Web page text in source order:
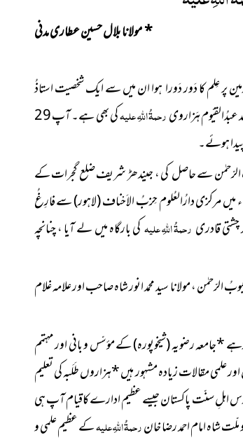
*مولانا بلال حسین عطاری مدنی
عِلم کا دَور دَورا ہوا ان میں سے ایک شخصیت استاذُ
عبدُالقیّوم ہَزارویرحمۃُ اللہِ علیہکی بھی ہے۔ آپ29
ہوئے۔
الرّحمٰن سے حاصل کی ، جیندھڑ شریف ضلع گجرات کے
(لاہور)سے فارِغُ
قادری رحمۃُ اللہِ علیہکی بارگاہ میں لے آیا ، چنانچہ
، مولانا سید محمد انور شاہ صاحب اور علامہ غلام
*جامعہرضویہ(شیخوپورہ)کےمؤسّس و بانی اور مہتمم
علمی مقالات زیادہ مشہور ہیں*ہزاروںطَلَبہ کی تعلیم
اہلِ سنّت پاکستان جیسے عظیم ادارے کاقیام آپ ہی
شاہ امام احمد رضا خانرحمۃُ اللہِ علیہکے عظیم علمی و